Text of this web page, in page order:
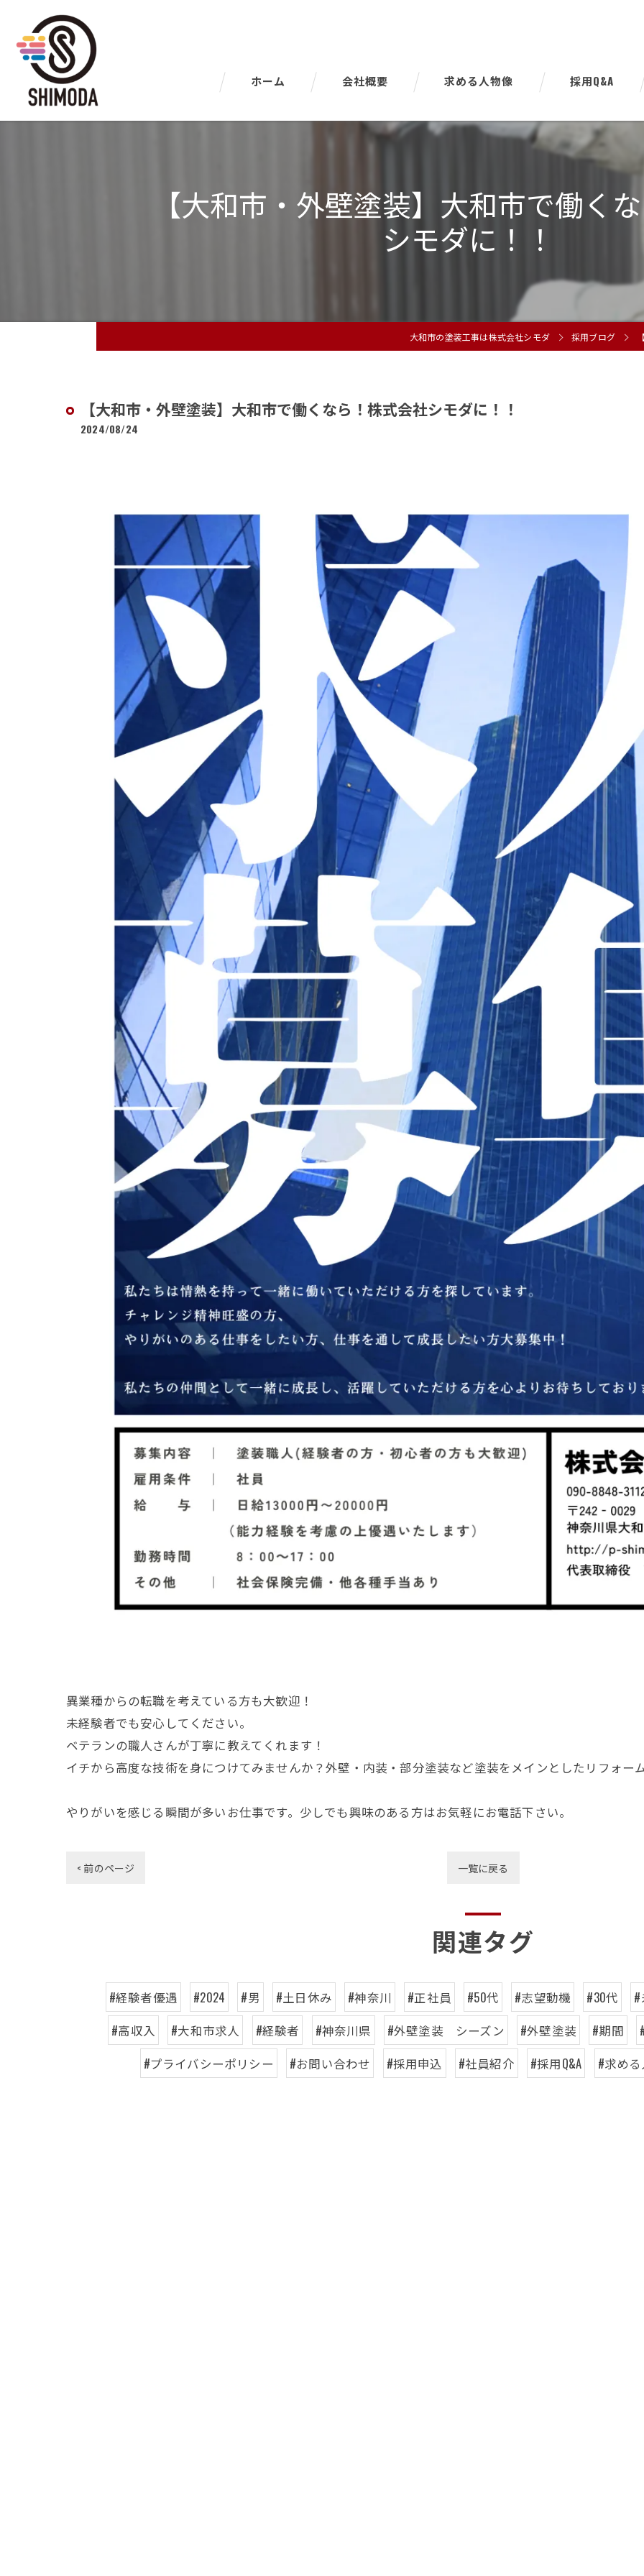
ホーム 会社概要
事業案内
求める人物像 採用Q&A
【大和市・外壁塗装】大和市で働く
シモダに！！
大和市の塗装工事は株式会社シモダ 採用ブログ
【大和市・外壁塗装】大和市で働くなら！株式会社シモダに！！
2024/08/24
異業種からの転職を考えている方も大歓迎！
未経験者でも安心してください。
ベテランの職人さんが丁寧に教えてくれます！
イチから高度な技術を身につけてみませんか？外壁・内装・部分塗装など塗装をメインとしたリフォーム
やりがいを感じる瞬間が多いお仕事です。少しでも興味のある方はお気軽にお電話下さい。
< 前のページ 一覧に戻る
関連タグ
#経験者優遇 #2024 #男 #土日休み #神奈川 #正社員 #50代 #志望動機 #30代
#高収入
#大和市求人 #経験者 #神奈川県 #外壁塗装 シーズン #外壁塗装 #期間
#プライバシーポリシー
#お問い合わせ #採用申込 #社員紹介 #採用Q&A #求め